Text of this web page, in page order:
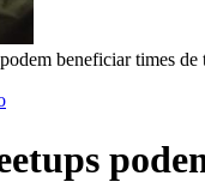
beneficiar times de